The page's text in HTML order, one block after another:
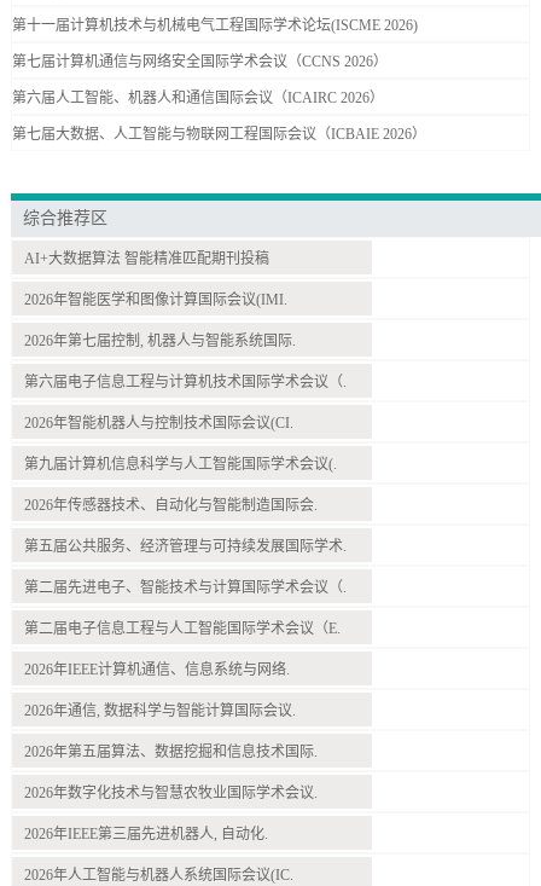
第十一届计算机技术与机械电气工程国际学术论坛(ISCME 2026)
第七届计算机通信与网络安全国际学术会议（CCNS 2026）
第六届人工智能、机器人和通信国际会议（ICAIRC 2026）
第七届大数据、人工智能与物联网工程国际会议（ICBAIE 2026）
综合推荐区
AI+大数据算法 智能精准匹配期刊投稿
2026年智能医学和图像计算国际会议(IMI.
2026年第七届控制, 机器人与智能系统国际.
第六届电子信息工程与计算机技术国际学术会议（.
2026年智能机器人与控制技术国际会议(CI.
第九届计算机信息科学与人工智能国际学术会议(.
2026年传感器技术、自动化与智能制造国际会.
第五届公共服务、经济管理与可持续发展国际学术.
第二届先进电子、智能技术与计算国际学术会议（.
第二届电子信息工程与人工智能国际学术会议（E.
2026年IEEE计算机通信、信息系统与网络.
2026年通信, 数据科学与智能计算国际会议.
2026年第五届算法、数据挖掘和信息技术国际.
2026年数字化技术与智慧农牧业国际学术会议.
2026年IEEE第三届先进机器人, 自动化.
2026年人工智能与机器人系统国际会议(IC.